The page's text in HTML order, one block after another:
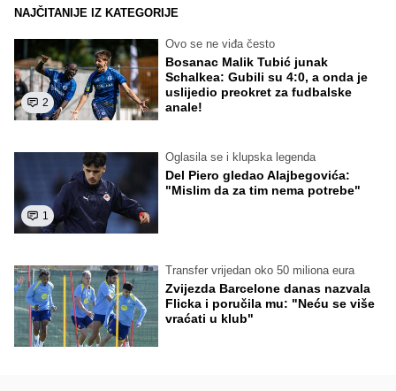
NAJČITANIJE IZ KATEGORIJE
2
Ovo se ne viđa često
Bosanac Malik Tubić junak
Schalkea: Gubili su 4:0, a onda je
uslijedio preokret za fudbalske
anale!
1
Oglasila se i klupska legenda
Del Piero gledao Alajbegovića:
"Mislim da za tim nema potrebe"
Transfer vrijedan oko 50 miliona eura
Zvijezda Barcelone danas nazvala
Flicka i poručila mu: "Neću se više
vraćati u klub"